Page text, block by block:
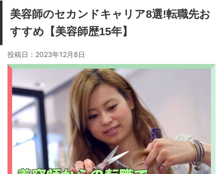
美容師のセカンドキャリア8選!転職先お
すすめ【美容師歴15年】
投稿日： 2023年12月8日